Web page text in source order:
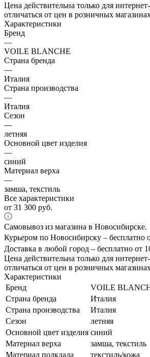
Цена действительна только для
отличаться от цен в розничных
Характеристики
Бренд
—
VOILE BLANCHE
Страна бренда
—
Италия
Страна производства
—
Италия
Сезон
—
летняя
Основной цвет изделия
—
синий
Материал верха
—
замша, текстиль
Все характеристики
от 31 300 руб.
Самовывоз из магазина в Новосибирске.
Курьером по Новосибирску – бесплатно
Доставка в любой город – бесплатно от
Цена действительна только для
отличаться от цен в розничных
Характеристики
Бренд
VOILE
Страна бренда
Италия
Страна производства
Италия
Сезон
летняя
Основной цвет изделия синий
Материал верха
замша, текстиль
Материал подклада
текстиль/кожа